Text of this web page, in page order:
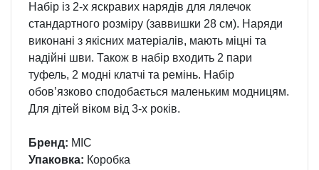
Набір із 2-х яскравих нарядів для лялечок
стандартного розміру (заввишки 28 см). Наряди
виконані з якісних матеріалів, мають міцні та
надійні шви. Також в набір входить 2 пари
туфель, 2 модні клатчі та ремінь. Набір
обовʼязково сподобається маленьким модницям.
Для дітей віком від 3-х років.
Бренд: MIC
Упаковка: Коробка